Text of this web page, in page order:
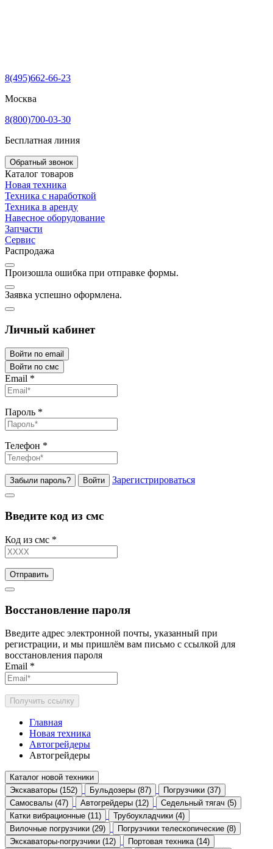
8(495)662-66-23
Москва
8(800)700-03-30
Бесплатная линия
Обратный звонок
Каталог товаров
Новая техника
Техника с наработкой
Техника в аренду
Навесное оборудование
Запчасти
Сервис
Распродажа
Произошла ошибка при отправке формы.
Заявка успешно оформлена.
Личный кабинет
Войти по email
Войти по смс
Email *
Пароль *
Телефон *
Забыли пароль? Войти Зарегистрироваться
Введите код из смс
Код из смс *
Отправить
Восстановление пароля
Введите адрес электронной почты, указанный при
регистрации, и мы пришлём вам письмо с ссылкой для
восстановления пароля
Email *
Получить ссылку
Главная
Новая техника
Автогрейдеры
Автогрейдеры
Каталог новой техники
Экскаваторы (152)
Бульдозеры (87)
Погрузчики (37)
Самосвалы (47)
Автогрейдеры (12)
Седельный тягач (5)
Катки вибрационные (11)
Трубоукладчики (4)
Вилочные погрузчики (29)
Погрузчики телескопические (8)
Экскаваторы-погрузчики (12)
Портовая техника (14)